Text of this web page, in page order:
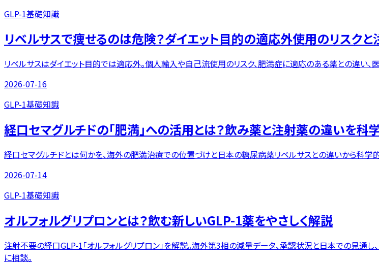
GLP-1基礎知識
リベルサスで痩せるのは危険？ダイエット目的の適応外使用のリスクと
リベルサスはダイエット目的では適応外。個人輸入や自己流使用のリスク、肥満症に適応のある薬との違い
2026-07-16
GLP-1基礎知識
経口セマグルチドの「肥満」への活用とは？飲み薬と注射薬の違いを科
経口セマグルチドとは何かを、海外の肥満治療での位置づけと日本の糖尿病薬リベルサスとの違いから科学
2026-07-14
GLP-1基礎知識
オルフォルグリプロンとは？飲む新しいGLP-1薬をやさしく解説
注射不要の経口GLP-1「オルフォルグリプロン」を解説。海外第3相の減量データ、承認状況と日本での見通
に相談。